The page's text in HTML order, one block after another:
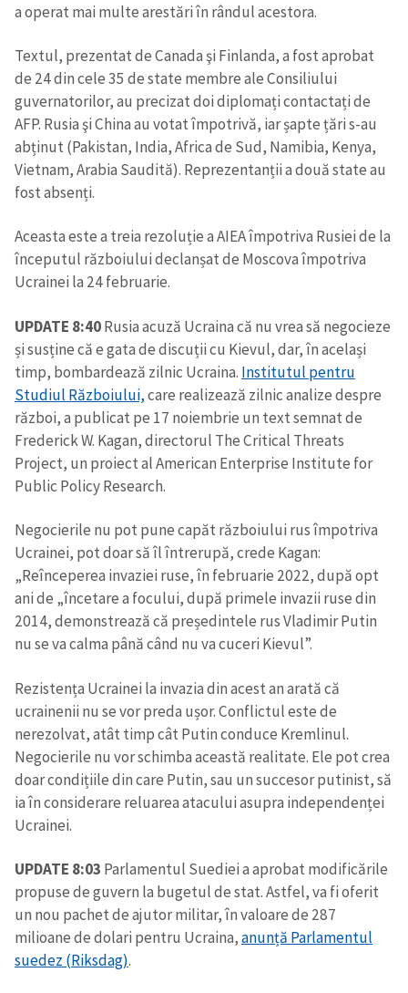
a operat mai multe arestări în rândul acestora.
Textul, prezentat de Canada şi Finlanda, a fost aprobat
de 24 din cele 35 de state membre ale Consiliului
guvernatorilor, au precizat doi diplomați contactați de
AFP. Rusia şi China au votat împotrivă, iar șapte țări s-au
abținut (Pakistan, India, Africa de Sud, Namibia, Kenya,
Vietnam, Arabia Saudită). Reprezentanții a două state au
fost absenți.
Aceasta este a treia rezoluție a AIEA împotriva Rusiei de la
începutul războiului declanșat de Moscova împotriva
Ucrainei la 24 februarie.
UPDATE 8:40Rusia acuză Ucraina că nu vrea să negocieze
și susține că e gata de discuții cu Kievul, dar, în același
timp, bombardează zilnic Ucraina. Institutul pentru
Studiul Războiului,care realizează zilnic analize despre
război, a publicat pe 17 noiembrie un text semnat de
Frederick W. Kagan, directorul The Critical Threats
Project, un proiect al American Enterprise Institute for
Public Policy Research.
Negocierile nu pot pune capăt războiului rus împotriva
Ucrainei, pot doar să îl întrerupă, crede Kagan:
„Reînceperea invaziei ruse, în februarie 2022, după opt
ani de „încetare a focului, după primele invazii ruse din
2014, demonstrează că președintele rus Vladimir Putin
nu se va calma până când nu va cuceri Kievul”.
Rezistența Ucrainei la invazia din acest an arată că
ucrainenii nu se vor preda ușor. Conflictul este de
nerezolvat, atât timp cât Putin conduce Kremlinul.
Negocierile nu vor schimba această realitate. Ele pot crea
doar condițiile din care Putin, sau un succesor putinist, să
ia în considerare reluarea atacului asupra independenței
Ucrainei.
UPDATE 8:03 Parlamentul Suediei a aprobat modificările
propuse de guvern la bugetul de stat. Astfel, va fi oferit
un nou pachet de ajutor militar, în valoare de 287
milioane de dolari pentru Ucraina,anunță Parlamentul
suedez (Riksdag).